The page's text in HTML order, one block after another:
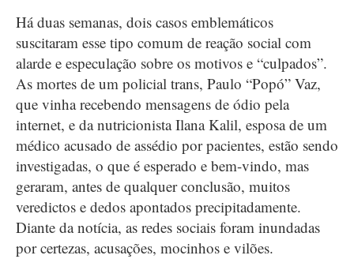
Há duas semanas, dois casos emblemáticos
suscitaram esse tipo comum de reação social com
alarde e especulação sobre os motivos e “culpados”.
As mortes de um policial trans, Paulo “Popó” Vaz,
que vinha recebendo mensagens de ódio pela
internet, e da nutricionista Ilana Kalil, esposa de um
médico acusado de assédio por pacientes, estão sendo
investigadas, o que é esperado e bem-vindo, mas
geraram, antes de qualquer conclusão, muitos
veredictos e dedos apontados precipitadamente.
Diante da notícia, as redes sociais foram inundadas
por certezas, acusações, mocinhos e vilões.